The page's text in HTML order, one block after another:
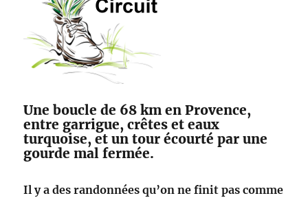
Une boucle de 68 km en Provence,
entre garrigue, crêtes et eaux
turquoise, et un tour écourté par une
gourde mal fermée.
Il y a des randonnées qu’on ne finit pas comme